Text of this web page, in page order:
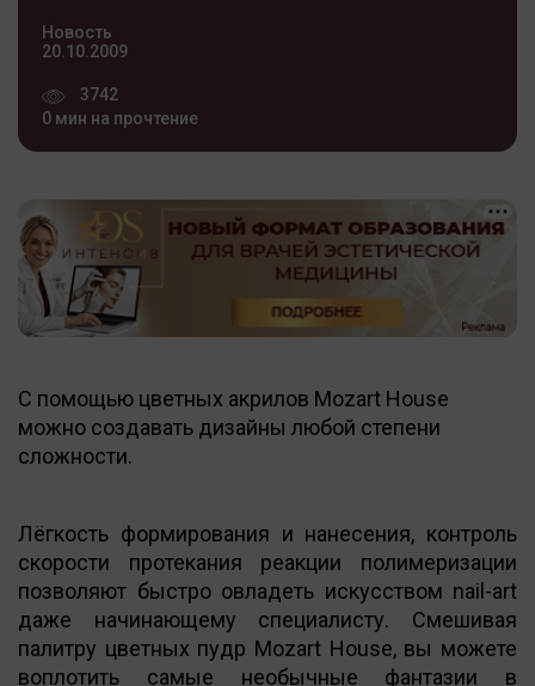
Новость
20.10.2009
3742
0 мин на прочтение
С помощью цветных акрилов Мozart House
можно создавать дизайны любой степени
сложности.
Лёгкость формирования и нанесения, контроль
скорости протекания реакции полимеризации
позволяют быстро овладеть искусством nail-art
даже начинающему специалисту. Смешивая
палитру цветных пудр Мozart House, вы можете
воплотить самые необычные фантазии в